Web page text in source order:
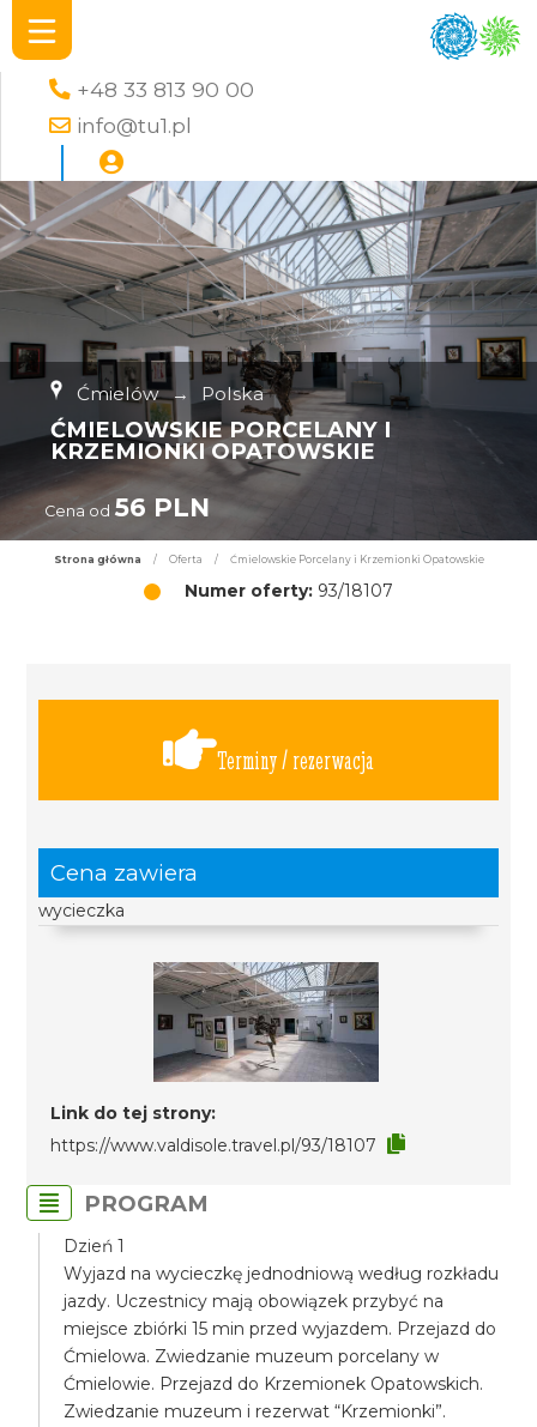
+48 33 813 90 00
info@tu1.pl
Ćmielów → Polska
ĆMIELOWSKIE PORCELANY I
KRZEMIONKI OPATOWSKIE
Cena od 56 PLN
Strona główna / Oferta / Ćmielowskie Porcelany i Krzemionki Opatowskie
Numer oferty: 93/18107
Terminy / rezerwacja
Cena zawiera
wycieczka
Link do tej strony:
https://www.valdisole.travel.pl/93/18107
PROGRAM
Dzień 1
Wyjazd na wycieczkę jednodniową według rozkładu
jazdy. Uczestnicy mają obowiązek przybyć na
miejsce zbiórki 15 min przed wyjazdem. Przejazd do
Ćmielowa. Zwiedzanie muzeum porcelany w
Ćmielowie. Przejazd do Krzemionek Opatowskich.
Zwiedzanie muzeum i rezerwat “Krzemionki”.